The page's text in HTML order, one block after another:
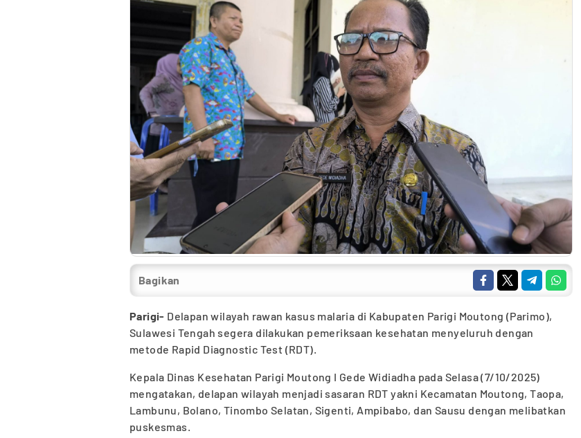
Bagikan
Parigi- Delapan wilayah rawan kasus malaria di Kabupaten Parigi Moutong (Parimo),
Sulawesi Tengah segera dilakukan pemeriksaan kesehatan menyeluruh dengan
metode Rapid Diagnostic Test (RDT).
Kepala Dinas Kesehatan Parigi Moutong I Gede Widiadha pada Selasa (7/10/2025)
mengatakan, delapan wilayah menjadi sasaran RDT yakni Kecamatan Moutong, Taopa,
Lambunu, Bolano, Tinombo Selatan, Sigenti, Ampibabo, dan Sausu dengan melibatkan
puskesmas.